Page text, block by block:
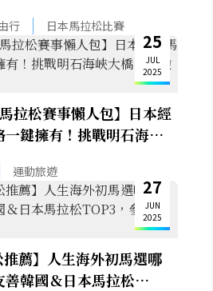
行 日本馬拉松比賽
25
JUL
2025
拉松賽事懶人包】日本經
鍵擁有！挑戰明石海峽大
運動旅遊
27
JUN
2025
推薦】人生海外初馬選哪
韓國＆日本馬拉松